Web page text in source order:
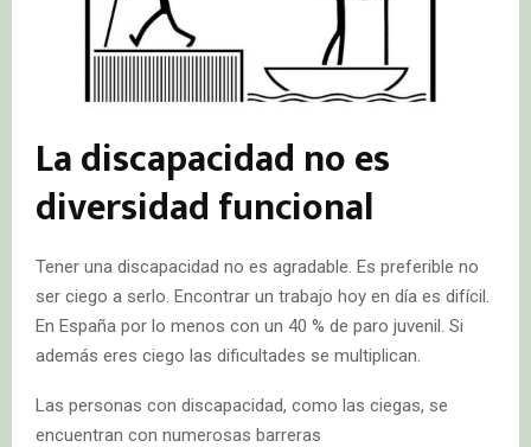
La discapacidad no es
diversidad funcional
Tener una discapacidad no es agradable. Es preferible no
ser ciego a serlo. Encontrar un trabajo hoy en día es difícil.
En España por lo menos con un 40 % de paro juvenil. Si
además eres ciego las dificultades se multiplican.
Las personas con discapacidad, como las ciegas, se
encuentran con numerosas barreras